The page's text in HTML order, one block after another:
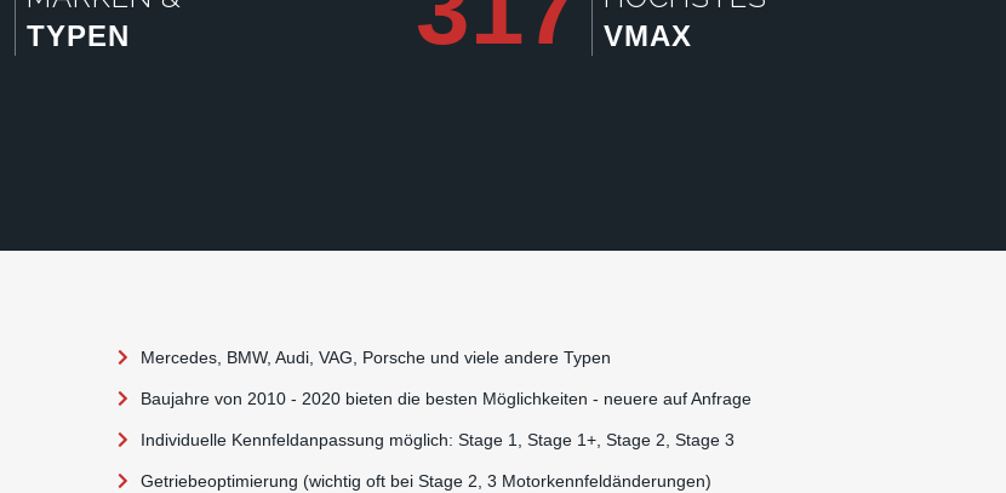
TYPEN VMAX
Mercedes, BMW, Audi, VAG, Porsche und viele andere Typen
Baujahre von 2010 - 2020 bieten die besten Möglichkeiten - neuere auf Anfrage
Individuelle Kennfeldanpassung möglich: Stage 1, Stage 1+, Stage 2, Stage 3
Getriebeoptimierung (wichtig oft bei Stage 2, 3 Motorkennfeldänderungen)